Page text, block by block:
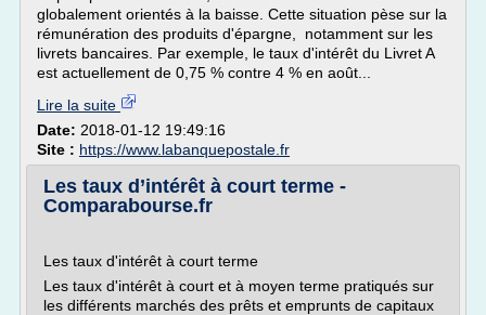
globalement orientés à la baisse. Cette situation pèse sur la
rémunération des produits d'épargne, notamment sur les
livrets bancaires. Par exemple, le taux d'intérêt du Livret A
est actuellement de 0,75 % contre 4 % en août...
Lire la suite
Date: 2018-01-12 19:49:16
Site : https://www.labanquepostale.fr
Les taux d’intérêt à court terme -
Comparabourse.fr
Les taux d'intérêt à court terme
Les taux d'intérêt à court et à moyen terme pratiqués sur
les différents marchés des prêts et emprunts de capitaux